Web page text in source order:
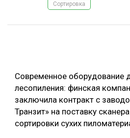
ПРОИЗВОДСТВО ДРЕВЕСНЫХ ПЛИТ
ЦБП
КОМПЛЕКСНАЯ ПЕРЕРАБОТКА
ПОДБОРКИ СТАТЕЙ
Сортировка
Современное оборудование
лесопиления: финская
заключила контракт с
Транзит» на поставку
сортировки сухих